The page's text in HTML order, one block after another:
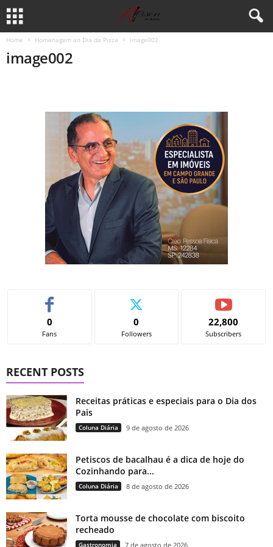
Home Homenagem ao Dia da Pizza image002
image002
0
Fans
0
Followers
22,800
Subscribers
RECENT POSTS
Receitas práticas e especiais para o Dia dos
Pais
Coluna Diária 9 de agosto de 2026
Petiscos de bacalhau é a dica de hoje do
Cozinhando para...
Coluna Diária 8 de agosto de 2026
Torta mousse de chocolate com biscoito
recheado
Gastronomia 7 de agosto de 2026